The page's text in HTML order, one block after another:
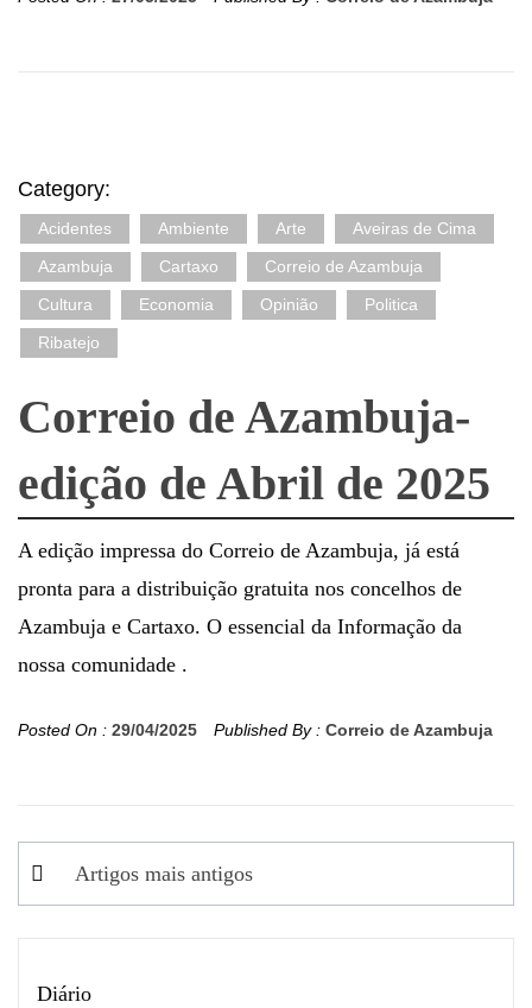
Category:
Acidentes Ambiente Arte
Aveiras de Cima
Azambuja
Cartaxo
Correio de Azambuja
Cultura
Economia Opinião
Politica
Ribatejo
Correio de Azambuja-
edição de Abril de 2025
A edição impressa do Correio de Azambuja, já está
pronta para a distribuição gratuita nos concelhos de
Azambuja e Cartaxo. O essencial da Informação da
nossa comunidade .
Posted On : 29/04/2025 Published By : Correio de Azambuja
Navegação
de
Artigos mais antigos
Diário